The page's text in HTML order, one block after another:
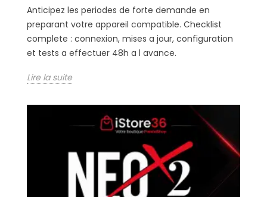
Anticipez les periodes de forte demande en
preparant votre appareil compatible. Checklist
complete : connexion, mises a jour, configuration
et tests a effectuer 48h a l avance.
Lire la suite